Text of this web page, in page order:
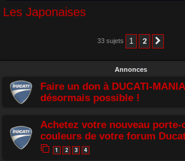
Les Japonaises
33 sujets 1 2
Annonces
Faire un don à DUCATI-
désormais possible !
Achetez votre nouveau porte-
couleurs de votre forum
1 2 3 4